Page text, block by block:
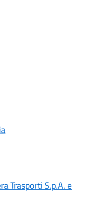
Trasporti S.p.A. e